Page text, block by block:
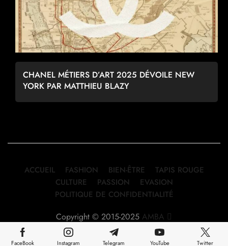
CHANEL MÉTIERS D’ART 2025 DÉVOILE NEW
YORK PAR MATTHIEU BLAZY
ACCUEIL FASHION BIEN-ÊTRE
TAPIS ROUGE
CULTURE
PASSION
EVASION
POLITIQUE DE CONFIDENTIALITÉ
Copyright © 2015-2025 AMBA
FaceBook Instagram Telegram YouTube Twitter